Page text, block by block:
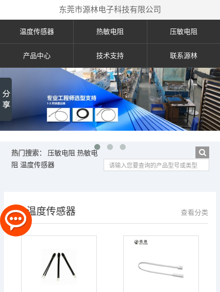
东莞市源林电子科技有限公司
温度传感器 热敏电阻 压敏电阻
产品中心 技术支持 联系源林
热门搜索： 压敏电阻 热敏电
阻 温度传感器
温度传感器 查看分类